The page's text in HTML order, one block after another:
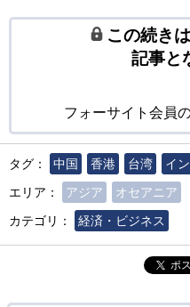
この続き
記事と
フォーサイト会員
タグ： 中国 香港 台湾 イ
エリア：
アジア
オセアニア
カテゴリ：
経済・ビジネス
ポ